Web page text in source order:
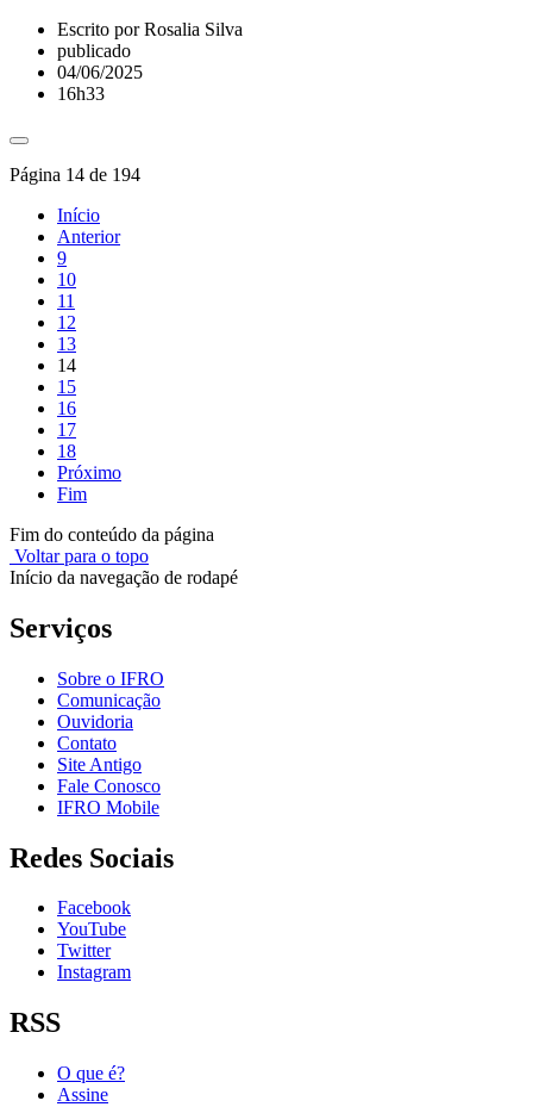
Escrito por Rosalia Silva
publicado
04/06/2025
16h33
Página 14 de 194
Início
Anterior
9
10
11
12
13
14
15
16
17
18
Próximo
Fim
Fim do conteúdo da página
Voltar para o topo
Início da navegação de rodapé
Serviços
Sobre o IFRO
Comunicação
Ouvidoria
Contato
Site Antigo
Fale Conosco
IFRO Mobile
Redes Sociais
Facebook
YouTube
Twitter
Instagram
RSS
O que é?
Assine